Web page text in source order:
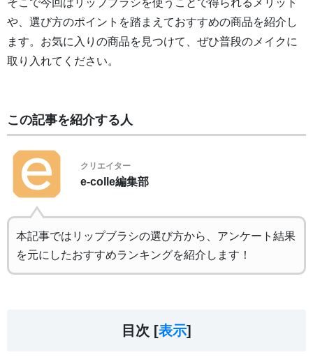
や、選び方のポイントを踏まえておすすめの商品を紹介し
ます。お気に入りの商品を見つけて、ぜひ普段のメイクに
取り入れてください。
この記事を紹介する人
クリエイター
e-colle編集部
本記事ではリップブラシの選び方から、アンケート結果
を元にしたおすすめランキングを紹介します！
目次 [表示]